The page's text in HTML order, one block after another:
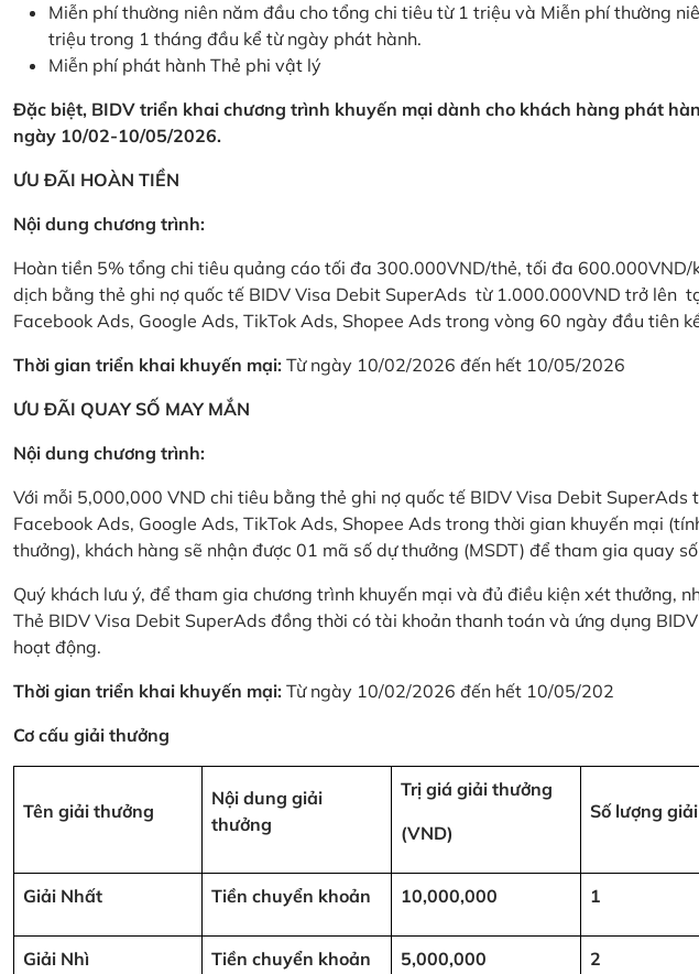
Miễn phí thường niên năm đầu cho tổng chi tiêu từ 1 triệu và Miễn phí thường
triệu trong 1 tháng đầu kể từ ngày phát hành.
Miễn phí phát hành Thẻ phi vật lý
Đặc biệt, BIDV triển khai chương trình khuyến mại dành cho khách hàng phát
ngày 10/02-10/05/2026.
ƯU ĐÃI HOÀN TIỀN
Nội dung chương trình:
Hoàn tiền 5% tổng chi tiêu quảng cáo tối đa 300.000VND/thẻ, tối đa 600.000VND/
dịch bằng thẻ ghi nợ quốc tế BIDV Visa Debit SuperAds từ 1.000.000VND trở lên
Facebook Ads, Google Ads, TikTok Ads, Shopee Ads trong vòng 60 ngày đầu tiên
Thời gian triển khai khuyến mại: Từ ngày 10/02/2026 đến hết 10/05/2026
ƯU ĐÃI QUAY SỐ MAY MẮN
Nội dung chương trình:
Với mỗi 5,000,000 VND chi tiêu bằng thẻ ghi nợ quốc tế BIDV Visa Debit SuperAds
Facebook Ads, Google Ads, TikTok Ads, Shopee Ads trong thời gian khuyến mại
thưởng), khách hàng sẽ nhận được 01 mã số dự thưởng (MSDT) để tham gia quay
Quý khách lưu ý, để tham gia chương trình khuyến mại và đủ điều kiện xét thưởng,
Thẻ BIDV Visa Debit SuperAds đồng thời có tài khoản thanh toán và ứng dụng
hoạt động.
Thời gian triển khai khuyến mại: Từ ngày 10/02/2026 đến hết 10/05/202
Cơ cấu giải thưởng
Tên giải thưởng
Nội dung giải
thưởng
Trị giá giải thưởng
(VND)
Số lượng giải
Giải Nhất Tiền chuyển khoản 10,000,000 1
Giải Nhì Tiền chuyển khoản 5,000,000 2